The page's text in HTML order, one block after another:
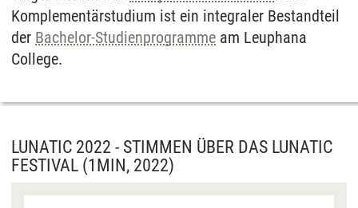
Komplementärstudium ist ein integraler Bestandteil
der Bachelor-Studienprogramme am Leuphana
College.
LUNATIC 2022 - STIMMEN ÜBER DAS LUNATIC
FESTIVAL (1MIN, 2022)